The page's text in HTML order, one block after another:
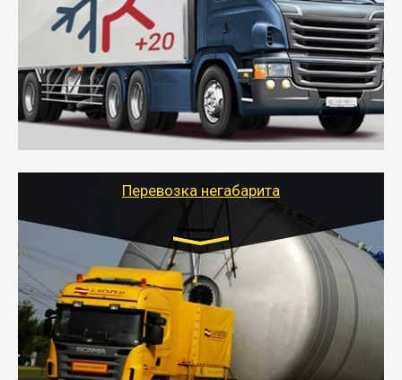
от 6000 руб.
- Рефрижераторные перевозки грузов с
соблюдением температурного режима, работающим
термописцем, санитарной обработкой кузова и мед.
книжкой у водителя.
- Тайгер Логистик поможет быстро перевезти
скоропортящиеся продукты в любой город России с
Перевозка негабарита
Цена за км. Рассчитывается
индивидуально
- Перевозка техники и негабаритных грузов
осуществляется после получения разрешения на
перевозку (обычно 7-14 дней).